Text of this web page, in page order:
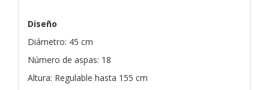
Diseño
Diámetro: 45 cm
Número de aspas: 18
Altura: Regulable hasta 155 cm